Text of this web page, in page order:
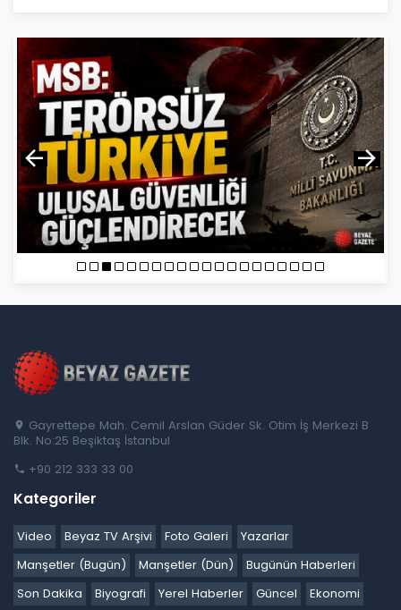
Gayrettepe Mah. Cemil Arslan Güder Sk. Otim İş Merkezi B
Blk. No:25 Beşiktaş İstanbul
+90 212 333 33 00
Kategoriler
Video Beyaz TV Arşivi Foto Galeri
Yazarlar
Manşetler (Bugün)
Manşetler (Dün)
Bugünün Haberleri
Son Dakika
Biyografi Yerel Haberler Güncel Ekonomi